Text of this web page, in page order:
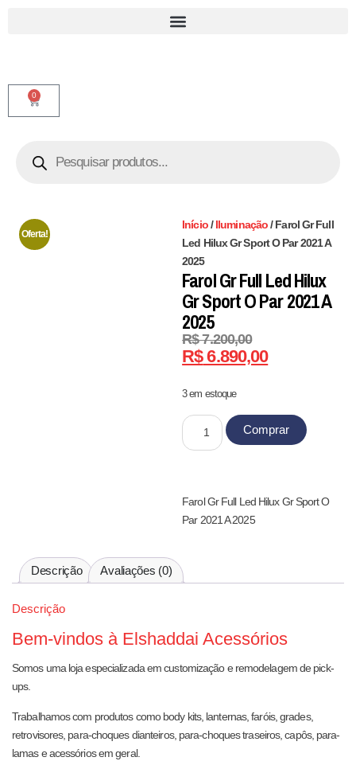
0
Oferta!
Início/Iluminação/ Farol Gr Full
Led Hilux Gr Sport O Par 2021 A
2025
Farol Gr Full Led Hilux
Gr Sport O Par 2021 A
2025
R$7.200,00
R$6.890,00
3 em estoque
Comprar
Farol Gr Full Led Hilux Gr Sport O
Par 2021 A 2025
Descrição Avaliações (0)
Descrição
Bem-vindos à Elshaddai Acessórios
Somos uma loja especializada em customização e remodelagem de pick-
ups.
Trabalhamos com produtos como body kits, lanternas, faróis, grades,
retrovisores, para-choques dianteiros, para-choques traseiros, capôs, para-
lamas e acessórios em geral.